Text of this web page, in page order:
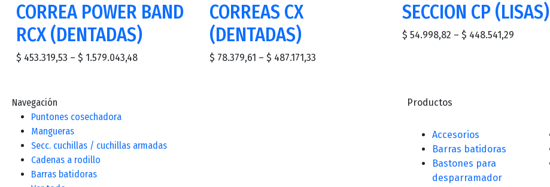
CORREA POWER BAND
RCX (DENTADAS)
$ 453.319,53 – $ 1.579.043,48
CORREAS CX
(DENTADAS)
$ 78.379,61 – $ 487.171,33
SECCION CP (LISAS)
$ 54.998,82 – $ 448.541,29
Navegación
Puntones cosechadora
Mangueras
Secc. cuchillas / cuchillas armadas
Cadenas a rodillo
Barras batidoras
Productos
Accesorios
Barras batidoras
Bastones para
desparramador